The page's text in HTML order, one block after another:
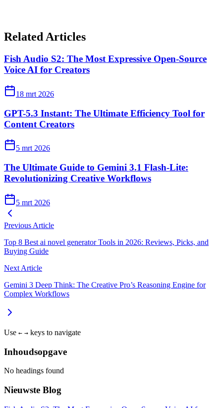
Related Articles
Fish Audio S2: The Most Expressive Open-Source
Voice AI for Creators
18 mrt 2026
GPT-5.3 Instant: The Ultimate Efficiency Tool for
Content Creators
5 mrt 2026
The Ultimate Guide to Gemini 3.1 Flash-Lite:
Revolutionizing Creative Workflows
5 mrt 2026
Previous Article
Top 8 Best ai novel generator Tools in 2026: Reviews, Picks, and
Buying Guide
Next Article
Gemini 3 Deep Think: The Creative Pro’s Reasoning Engine for
Complex Workflows
Use ← → keys to navigate
Inhoudsopgave
No headings found
Nieuwste Blog